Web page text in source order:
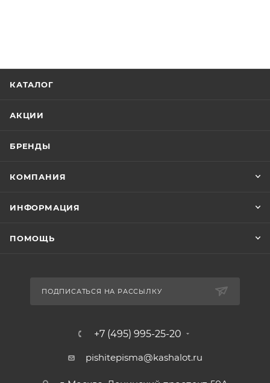
КАТАЛОГ
АКЦИИ
БРЕНДЫ
КОМПАНИЯ
ИНФОРМАЦИЯ
ПОМОЩЬ
ПОДПИСАТЬСЯ НА РАССЫЛКУ
+7 (495) 995-25-20​
pishitepisma@kashalot.ru